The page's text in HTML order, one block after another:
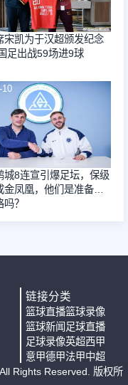
宋凯为于汉超颁发纪念
足出战59场进9球
10
城8连宣引爆足坛，保级
金凤凰，他们是准备夺
？
链接分类
篮球直播篮球录像
篮球新闻 足球直播
足球录像英超西甲
意甲德甲法甲中超
Rights Reserved. 版权所